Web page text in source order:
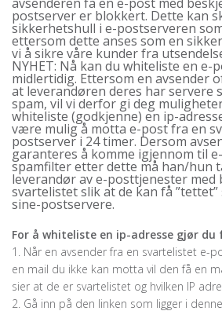
postserver er blokkert. Dette kan
sikkerhetshull i e-postserveren
ettersom dette anses som en
vi å sikre våre kunder fra
NYHET: Nå kan du whiteliste en e-
midlertidig. Ettersom en avsender
at leverandøren deres har servere
spam, vil vi derfor gi deg
whiteliste (godkjenne) en ip-
være mulig å motta e-post fra en
postserver i 24 timer. Dersom
garanteres å komme igjennom til
spamfilter etter dette må han/hun
leverandør av e-posttjenester med
svartelistet slik at de kan få
sine-postservere.
For å whiteliste en ip-adresse gjør du
1. Når en avsender fra en svartelistet e-
en mail du ikke kan motta vil den få en
sier at de er svartelistet og hvilken IP
2. Gå inn på den linken som ligger i